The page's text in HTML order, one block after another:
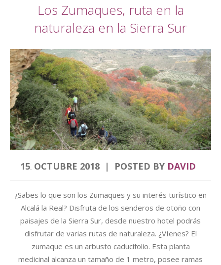
Los Zumaques, ruta en la
naturaleza en la Sierra Sur
15. OCTUBRE 2018 POSTED BY DAVID
¿Sabes lo que son los Zumaques y su interés turístico en
Alcalá la Real? Disfruta de los senderos de otoño con
paisajes de la Sierra Sur, desde nuestro hotel podrás
disfrutar de varias rutas de naturaleza. ¿VIenes? El
zumaque es un arbusto caducifolio. Esta planta
medicinal alcanza un tamaño de 1 metro, posee ramas